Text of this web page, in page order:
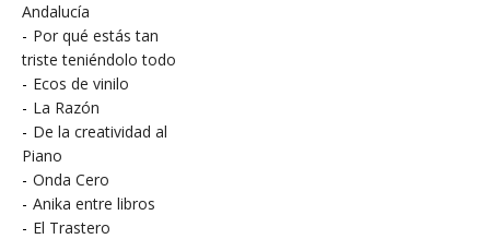
Andalucía
- Por qué estás tan
triste teniéndolo todo
- Ecos de vinilo
- La Razón
- De la creatividad al
Piano
- Onda Cero
- Anika entre libros
- El Trastero